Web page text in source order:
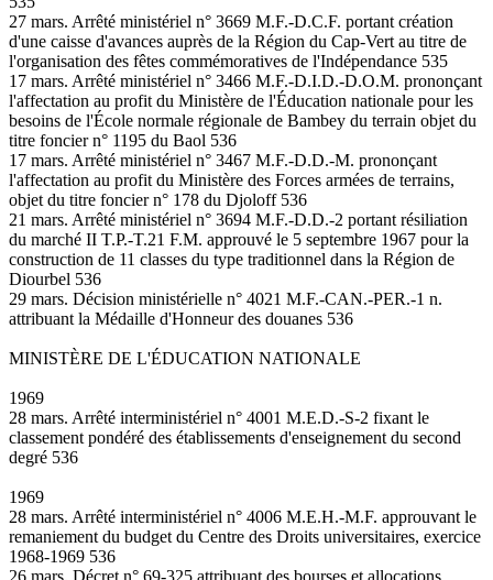
27 mars. Arrêté ministériel n° 3669 M.F.-D.C.F. portant création
d'une caisse d'avances auprès de la Région du Cap-Vert au titre de
l'organisation des fêtes commémoratives de l'Indépendance 535
17 mars. Arrêté ministériel n° 3466 M.F.-D.I.D.-D.O.M. prononçant
l'affectation au profit du Ministère de l'Éducation nationale pour les
besoins de l'École normale régionale de Bambey du terrain objet du
titre foncier n° 1195 du Baol 536
17 mars. Arrêté ministériel n° 3467 M.F.-D.D.-M. prononçant
l'affectation au profit du Ministère des Forces armées de terrains,
objet du titre foncier n° 178 du Djoloff 536
21 mars. Arrêté ministériel n° 3694 M.F.-D.D.-2 portant résiliation
du marché II T.P.-T.21 F.M. approuvé le 5 septembre 1967 pour la
construction de 11 classes du type traditionnel dans la Région de
Diourbel 536
29 mars. Décision ministérielle n° 4021 M.F.-CAN.-PER.-1 n.
attribuant la Médaille d'Honneur des douanes 536
MINISTÈRE DE L'ÉDUCATION NATIONALE
1969
28 mars. Arrêté interministériel n° 4001 M.E.D.-S-2 fixant le
classement pondéré des établissements d'enseignement du second
degré 536
1969
28 mars. Arrêté interministériel n° 4006 M.E.H.-M.F. approuvant le
remaniement du budget du Centre des Droits universitaires, exercice
1968-1969 536
26 mars. Décret n° 69-325 attribuant des bourses et allocations